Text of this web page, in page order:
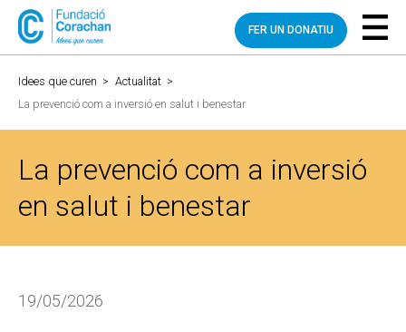
FER UN DONATIU
Idees que curen > Actualitat >
La prevenció com a inversió en salut i benestar
La prevenció com a inversió
en salut i benestar
19/05/2026